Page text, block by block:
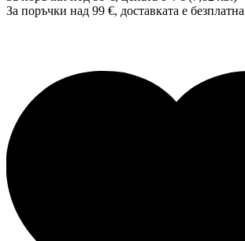
За поръчки над 99 €, доставката е безплатна